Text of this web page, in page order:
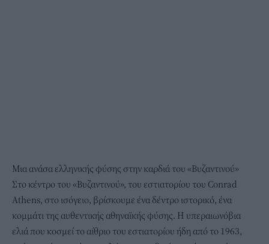
Μια ανάσα ελληνικής φύσης στην καρδιά του «Βυζαντινού»
Στο κέντρο του «Βυζαντινού», του εστιατορίου του Conrad
Athens, στο ισόγειο, βρίσκουμε ένα δέντρο ιστορικό, ένα
κομμάτι της αυθεντικής αθηναϊκής φύσης. Η υπεραιωνόβια
ελιά που κοσμεί το αίθριο του εστιατορίου ήδη από το 1963,